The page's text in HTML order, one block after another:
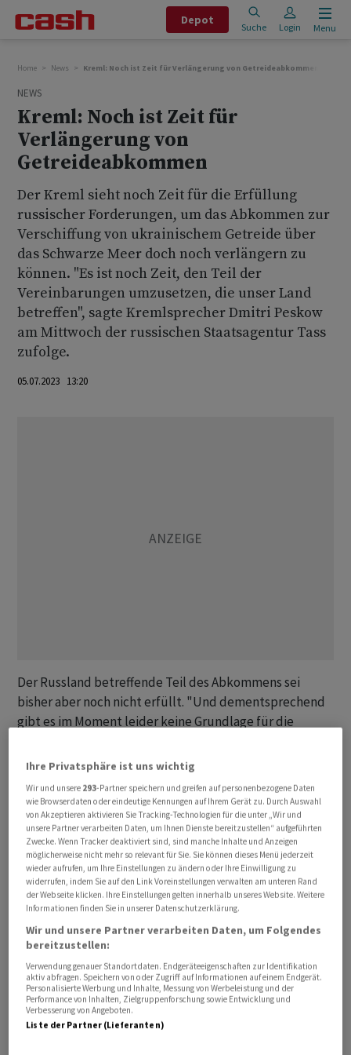
Depot
Suche Login Menu
Home News Kreml: Noch ist Zeit für Verlängerung von Getreideabkommen
NEWS
Kreml: Noch ist Zeit für
Verlängerung von
Getreideabkommen
Der Kreml sieht noch Zeit für die Erfüllung
russischer Forderungen, um das Abkommen zur
Verschiffung von ukrainischem Getreide über
das Schwarze Meer doch noch verlängern zu
können. "Es ist noch Zeit, den Teil der
Vereinbarungen umzusetzen, die unser Land
betreffen", sagte Kremlsprecher Dmitri Peskow
am Mittwoch der russischen Staatsagentur Tass
zufolge.
05.07.2023 13:20
Der Russland betreffende Teil des Abkommens sei
bisher aber noch nicht erfüllt. "Und dementsprechend
gibt es im Moment leider keine Grundlage für die
weiter. Russland habe bisher noch keine Entscheidung
zur Zukunft des Getreidedeals verkündet. "Wir werden
sie rechtzeitig bekannt geben, noch ist Zeit", sagte
Peskow.
Das auch für den Kampf gegen den Hunger in der Welt
wichtige Getreideabkommen läuft zum 17. Juli aus.
Russland hatte unter anderem die Aufhebung der
Sanktionen gegen seine Landwirtschaftsbank verlangt.
Dafür wäre allerdings die Zustimmung der EU-Staaten
sollte die Gründung einer Tochtergesellschaft ein
Ausweg sein.
Das russische Aussenministerium hatte allerdings noch
Ihre Privatsphäre ist uns wichtig
Wir und unsere 293-Partner speichern und greifen auf personenbezogene Daten
wie Browserdaten oder eindeutige Kennungen auf Ihrem Gerät zu. Durch Auswahl
von Akzeptieren aktivieren Sie Tracking-Technologien für die unter „Wir und
unsere Partner verarbeiten Daten, um Ihnen Dienste bereitzustellen“ aufgeführten
Zwecke. Wenn Tracker deaktiviert sind, sind manche Inhalte und Anzeigen
möglicherweise nicht mehr so relevant für Sie. Sie können dieses Menü jederzeit
wieder aufrufen, um Ihre Einstellungen zu ändern oder Ihre Einwilligung zu
widerrufen, indem Sie auf den Link Voreinstellungen verwalten am unteren Rand
der Webseite klicken. Ihre Einstellungen gelten innerhalb unseres Website. Weitere
Informationen finden Sie in unserer Datenschutzerklärung.
Wir und unsere Partner verarbeiten Daten, um Folgendes
bereitzustellen:
Verwendung genauer Standortdaten. Endgeräteeigenschaften zur Identifikation
aktiv abfragen. Speichern von oder Zugriff auf Informationen auf einem Endgerät.
Personalisierte Werbung und Inhalte, Messung von Werbeleistung und der
Performance von Inhalten, Zielgruppenforschung sowie Entwicklung und
Verbesserung von Angeboten.
Liste der Partner (Lieferanten)